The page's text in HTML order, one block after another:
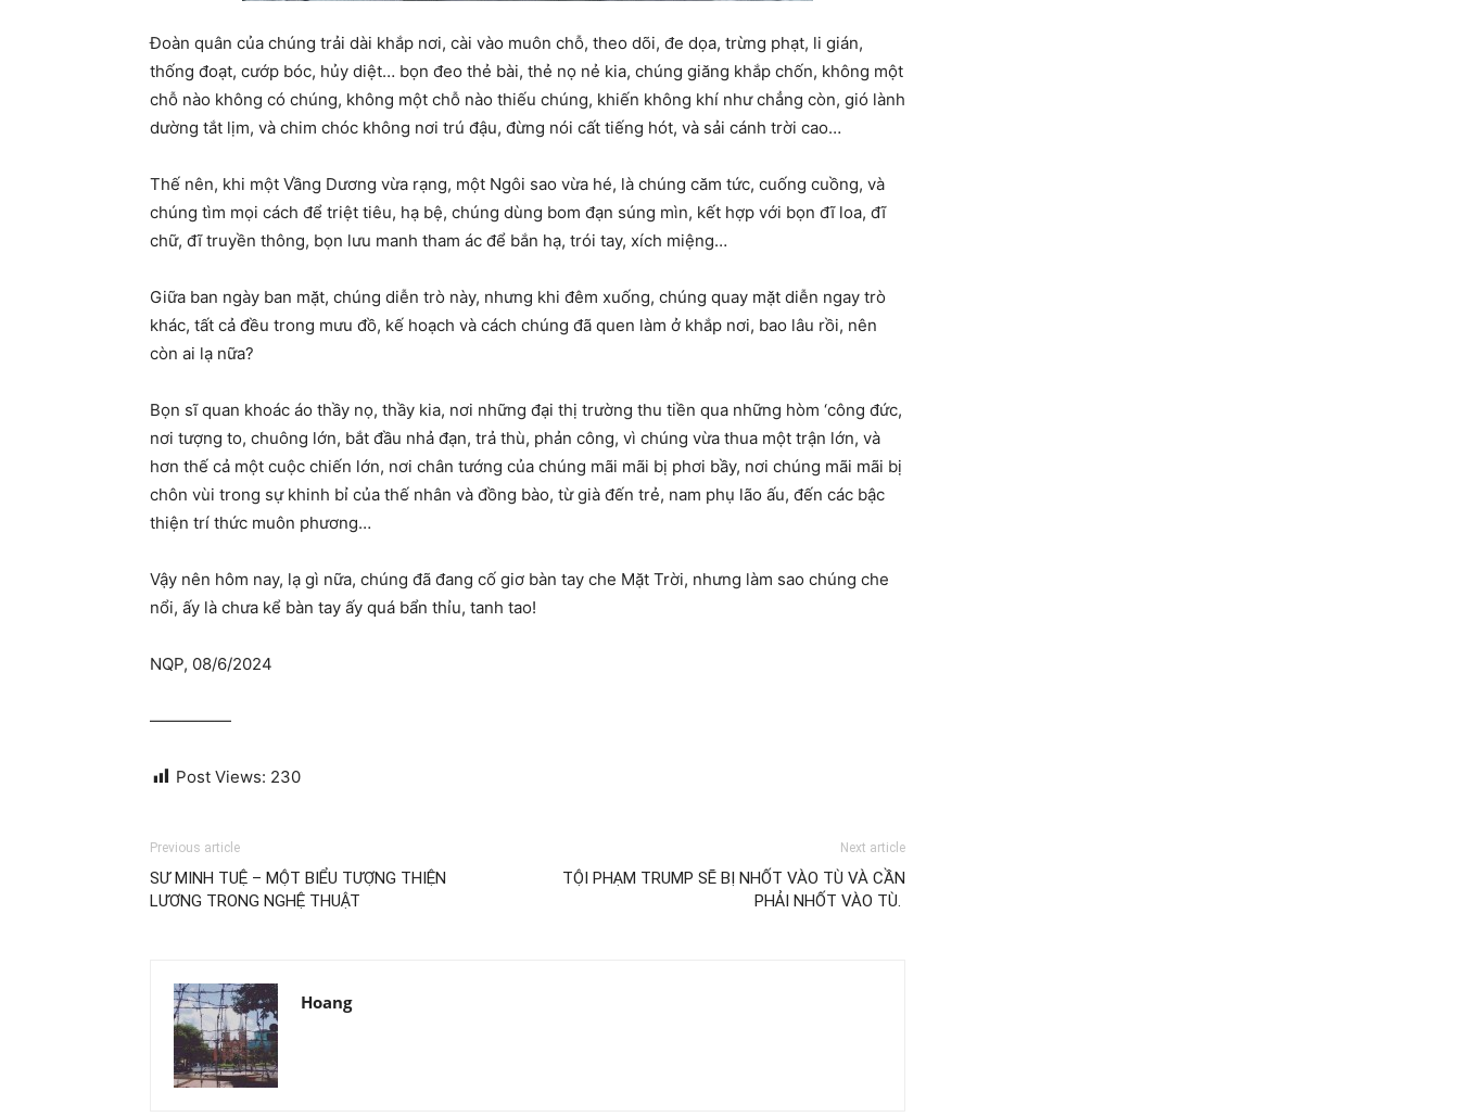
Đoàn quân của chúng trải dài khắp nơi, cài vào muôn chỗ, theo dõi, đe dọa, trừng phạt, li gián,
thống đoạt, cướp bóc, hủy diệt… bọn đeo thẻ bài, thẻ nọ nẻ kia, chúng giăng khắp chốn, không một
chỗ nào không có chúng, không một chỗ nào thiếu chúng, khiến không khí như chẳng còn, gió lành
dường tắt lịm, và chim chóc không nơi trú đậu, đừng nói cất tiếng hót, và sải cánh trời cao…
Thế nên, khi một Vầng Dương vừa rạng, một Ngôi sao vừa hé, là chúng căm tức, cuống cuồng, và
chúng tìm mọi cách để triệt tiêu, hạ bệ, chúng dùng bom đạn súng mìn, kết hợp với bọn đĩ loa, đĩ
chữ, đĩ truyền thông, bọn lưu manh tham ác để bắn hạ, trói tay, xích miệng…
Giữa ban ngày ban mặt, chúng diễn trò này, nhưng khi đêm xuống, chúng quay mặt diễn ngay trò
khác, tất cả đều trong mưu đồ, kế hoạch và cách chúng đã quen làm ở khắp nơi, bao lâu rồi, nên
còn ai lạ nữa?
Bọn sĩ quan khoác áo thầy nọ, thầy kia, nơi những đại thị trường thu tiền qua những hòm ‘công đức,
nơi tượng to, chuông lớn, bắt đầu nhả đạn, trả thù, phản công, vì chúng vừa thua một trận lớn, và
hơn thế cả một cuộc chiến lớn, nơi chân tướng của chúng mãi mãi bị phơi bầy, nơi chúng mãi mãi bị
chôn vùi trong sự khinh bỉ của thế nhân và đồng bào, từ già đến trẻ, nam phụ lão ấu, đến các bậc
thiện trí thức muôn phương…
Vậy nên hôm nay, lạ gì nữa, chúng đã đang cố giơ bàn tay che Mặt Trời, nhưng làm sao chúng che
nổi, ấy là chưa kể bàn tay ấy quá bẩn thỉu, tanh tao!
NQP, 08/6/2024
—————
Post Views: 230
Previous article
SƯ MINH TUỆ – MỘT BIỂU TƯỢNG THIỆN
LƯƠNG TRONG NGHỆ THUẬT
Next article
TỘI PHẠM TRUMP SẼ BỊ NHỐT VÀO TÙ VÀ CẦN
PHẢI NHỐT VÀO TÙ.
Hoang